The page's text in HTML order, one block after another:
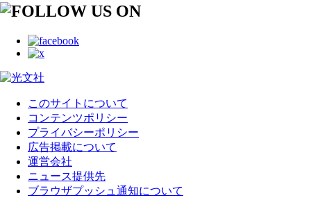
このサイトについて
コンテンツポリシー
プライバシーポリシー
広告掲載について
運営会社
ニュース提供先
ブラウザプッシュ通知について